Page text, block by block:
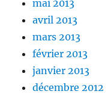
mai 2013
avril 2013
mars 2013
février 2013
janvier 2013
décembre 2012